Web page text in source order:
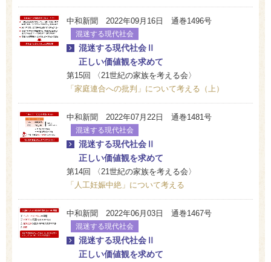
中和新聞 2022年09月16日 通巻1496号
混迷する現代社会
混迷する現代社会Ⅱ
正しい価値観を求めて
第15回 〈21世紀の家族を考える会〉
「家庭連合への批判」について考える（上）
中和新聞 2022年07月22日 通巻1481号
混迷する現代社会
混迷する現代社会Ⅱ
正しい価値観を求めて
第14回 〈21世紀の家族を考える会〉
「人工妊娠中絶」について考える
中和新聞 2022年06月03日 通巻1467号
混迷する現代社会
混迷する現代社会Ⅱ
正しい価値観を求めて